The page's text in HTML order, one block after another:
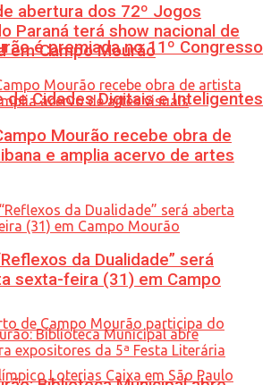
é premiada no 11º Congresso
de Cidades Digitais e Inteligentes
abertura dos 72º Jogos
Paraná terá show nacional de
em Campo Mourão
Mourão recebe obra de
e amplia acervo de artes
da Dualidade” será
sexta-feira (31) em Campo